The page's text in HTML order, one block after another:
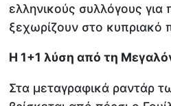
ελληνικούς συλλόγους για
ξεχωρίζουν στο κυπριακό
Η 1+1 λύση από τη
Στα μεταγραφικά ραντάρ